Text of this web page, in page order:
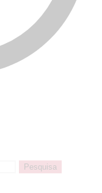
Pesquisa